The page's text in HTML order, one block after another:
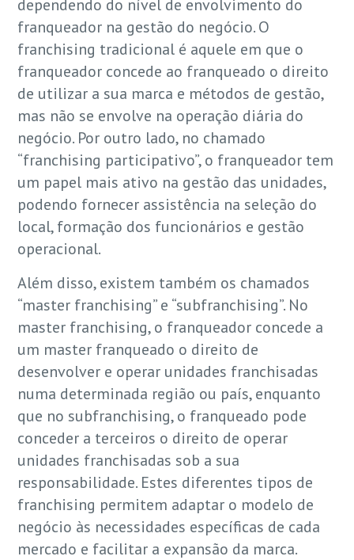
dependendo do nível de envolvimento do
franqueador na gestão do negócio. O
franchising tradicional é aquele em que o
franqueador concede ao franqueado o direito
de utilizar a sua marca e métodos de gestão,
mas não se envolve na operação diária do
negócio. Por outro lado, no chamado
“franchising participativo”, o franqueador tem
um papel mais ativo na gestão das unidades,
podendo fornecer assistência na seleção do
local, formação dos funcionários e gestão
operacional.
Além disso, existem também os chamados
“master franchising” e “subfranchising”. No
master franchising, o franqueador concede a
um master franqueado o direito de
desenvolver e operar unidades franchisadas
numa determinada região ou país, enquanto
que no subfranchising, o franqueado pode
conceder a terceiros o direito de operar
unidades franchisadas sob a sua
responsabilidade. Estes diferentes tipos de
franchising permitem adaptar o modelo de
negócio às necessidades específicas de cada
mercado e facilitar a expansão da marca.